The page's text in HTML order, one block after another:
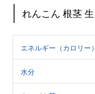
れんこん 根茎
エネルギー（カロリー）
水分